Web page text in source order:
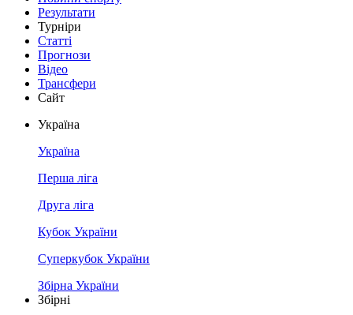
Результати
Турніри
Статті
Прогнози
Відео
Трансфери
Сайт
Україна
Україна
Перша ліга
Друга ліга
Кубок України
Суперкубок України
Збірна України
Збірні